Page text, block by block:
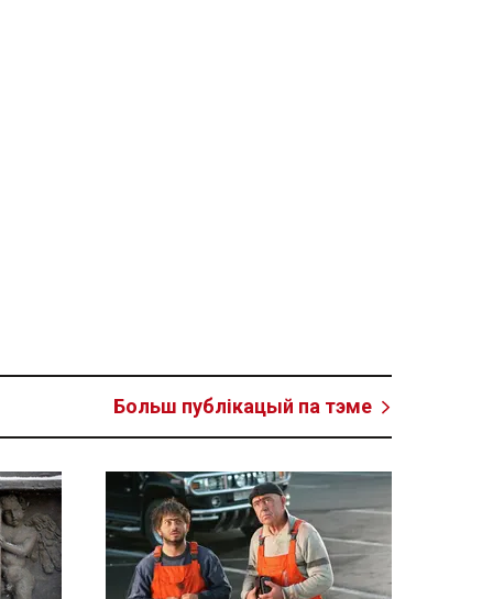
Больш публікацый па тэме